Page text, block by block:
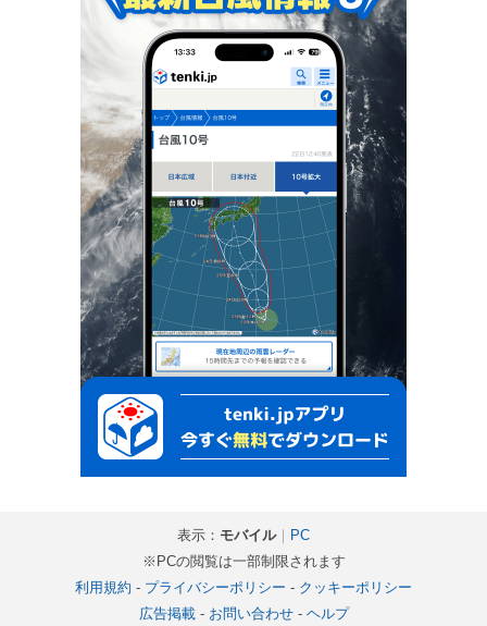
表示： モバイル｜ PC
※PCの閲覧は一部制限されます
利用規約 - プライバシーポリシー - クッキーポリシー
広告掲載- お問い合わせ- ヘルプ